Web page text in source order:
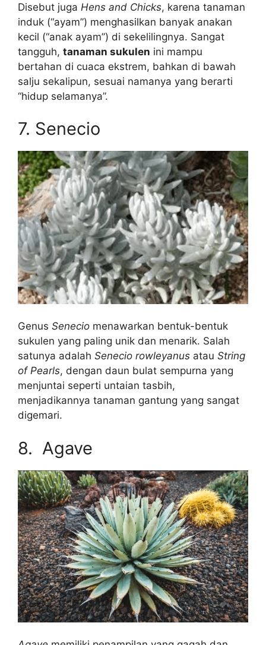
Disebut juga Hens and Chicks, karena tanaman
induk (“ayam”) menghasilkan banyak anakan
kecil (“anak ayam”) di sekelilingnya. Sangat
tangguh, tanaman sukulen ini mampu
bertahan di cuaca ekstrem, bahkan di bawah
salju sekalipun, sesuai namanya yang berarti
“hidup selamanya”.
7. Senecio
Genus Senecio menawarkan bentuk-bentuk
sukulen yang paling unik dan menarik. Salah
satunya adalah Senecio rowleyanus atau String
of Pearls, dengan daun bulat sempurna yang
menjuntai seperti untaian tasbih,
menjadikannya tanaman gantung yang sangat
digemari.
8. Agave